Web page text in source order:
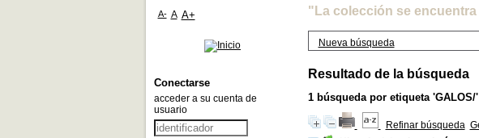
"La colección se
Nueva búsqueda
Resultado de la búsqueda
1búsqueda por etiqueta 'GALOS/'
Refinar búsqueda
A- A A+
Conectarse
acceder a su cuenta de
usuario